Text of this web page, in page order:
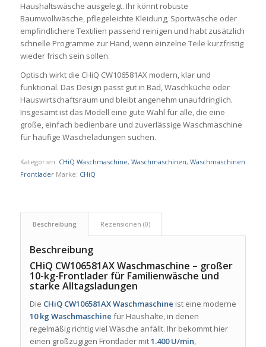
Haushaltswäsche ausgelegt. Ihr könnt robuste
Baumwollwäsche, pflegeleichte Kleidung, Sportwäsche oder
empfindlichere Textilien passend reinigen und habt zusätzlich
schnelle Programme zur Hand, wenn einzelne Teile kurzfristig
wieder frisch sein sollen.
Optisch wirkt die CHiQ CW106581AX modern, klar und
funktional. Das Design passt gut in Bad, Waschküche oder
Hauswirtschaftsraum und bleibt angenehm unaufdringlich.
Insgesamt ist das Modell eine gute Wahl für alle, die eine
große, einfach bedienbare und zuverlässige Waschmaschine
für häufige Wäscheladungen suchen.
Kategorien: CHiQ Waschmaschine, Waschmaschinen, Waschmaschinen
Frontlader Marke: CHiQ
Beschreibung Rezensionen (0)
Beschreibung
CHiQ CW106581AX Waschmaschine – großer
10-kg-Frontlader für Familienwäsche und
starke Alltagsladungen
Die CHiQ CW106581AX Waschmaschine ist eine moderne
10 kg Waschmaschine für Haushalte, in denen
regelmäßig richtig viel Wäsche anfällt. Ihr bekommt hier
einen großzügigen Frontlader mit1.400 U/min